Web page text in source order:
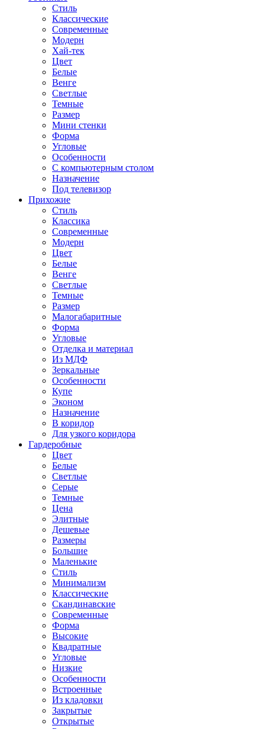
Стиль
Классические
Современные
Модерн
Хай-тек
Цвет
Белые
Венге
Светлые
Темные
Размер
Мини стенки
Форма
Угловые
Особенности
С компьютерным столом
Назначение
Под телевизор
Прихожие
Стиль
Классика
Современные
Модерн
Цвет
Белые
Венге
Светлые
Темные
Размер
Малогабаритные
Форма
Угловые
Отделка и материал
Из МДФ
Зеркальные
Особенности
Купе
Эконом
Назначение
В коридор
Для узкого коридора
Гардеробные
Цвет
Белые
Светлые
Серые
Темные
Цена
Элитные
Дешевые
Размеры
Большие
Маленькие
Стиль
Минимализм
Классические
Скандинавские
Современные
Форма
Высокие
Квадратные
Угловые
Низкие
Особенности
Встроенные
Из кладовки
Закрытые
Открытые